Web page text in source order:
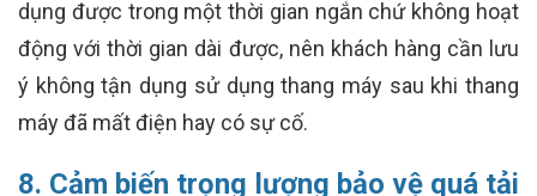
dụng được trong một thời gian ngắn chứ không hoạt
động với thời gian dài được, nên khách hàng cần lưu
ý không tận dụng sử dụng thang máy sau khi thang
máy đã mất điện hay có sự cố.
8. Cảm biến trọng lượng bảo vệ quá tải